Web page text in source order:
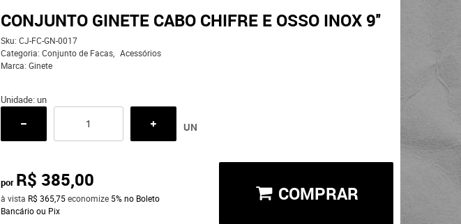
CONJUNTO GINETE CABO CHIFRE E OSSO INOX 9''
Sku: CJ-FC-GN-0017
Categoria: Conjunto de Facas
Acessórios
Marca: Ginete
Unidade: un
UN
por R$ 385,00
à vista R$ 365,75economize 5% no Boleto
Bancário ou Pix
COMPRAR